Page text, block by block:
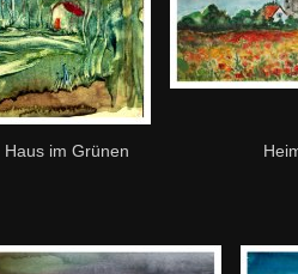
Haus im Grünen